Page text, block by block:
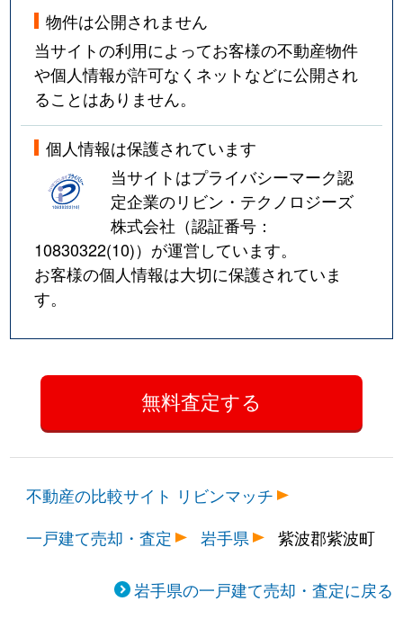
物件は公開されません
当サイトの利用によってお客様の不動産物件
や個人情報が許可なくネットなどに公開され
ることはありません。
個人情報は保護されています
当サイトはプライバシーマーク認
定企業のリビン・テクノロジーズ
株式会社（認証番号：
10830322(10)）が運営しています。
お客様の個人情報は大切に保護されていま
す。
不動産の比較サイト リビンマッチ
一戸建て売却・査定
岩手県 紫波郡紫波町
岩手県の一戸建て売却・査定に戻る